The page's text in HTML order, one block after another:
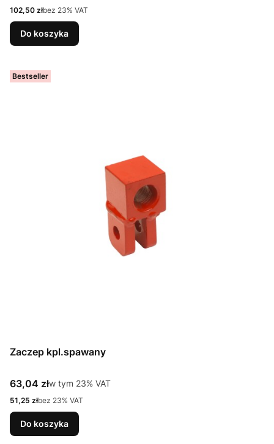
Cena netto
102,50 złbez 23% VAT
Do koszyka
Bestseller
Zaczep kpl.spawany
Cena brutto
63,04 złw tym %s VAT
w tym 23% VAT
Cena netto
51,25 złbez 23% VAT
Do koszyka